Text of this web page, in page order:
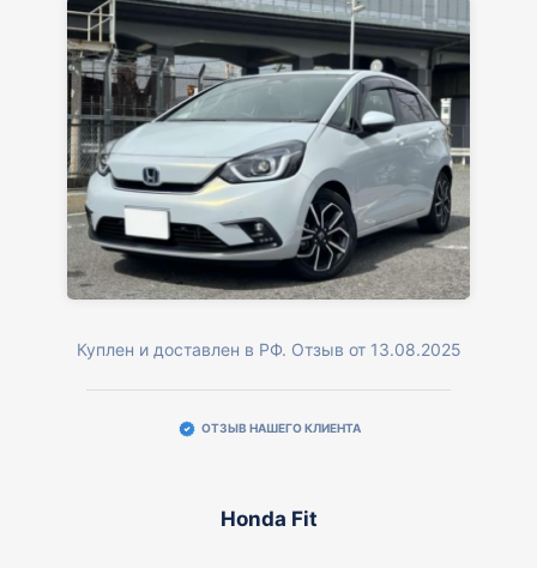
Куплен и доставлен в РФ. Отзыв от 13.08.2025
ОТЗЫВ НАШЕГО КЛИЕНТА
Honda Fit